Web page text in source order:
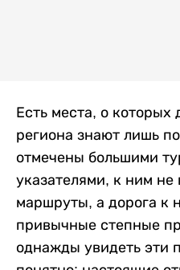
Есть места, о
региона знают лишь
отмечены большими
указателями, к ним
маршруты, а дорога к
привычные степные
однажды увидеть эти